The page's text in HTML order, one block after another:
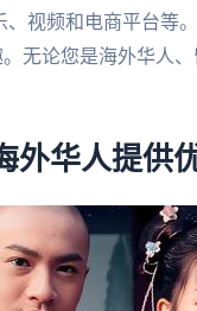
、视频和电商平台等
无论您是海外华人
外华人提供